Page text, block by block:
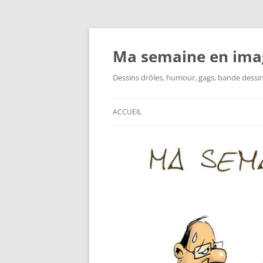
Ma semaine en
Dessins drôles, humour, gags, bande
ACCUEIL